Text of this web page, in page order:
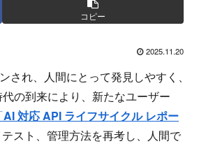
コピー
2025.11.20
れ、人間にとって発見しやすく、
の到来により、新たなユーザー
AI 対応 API ライフサイクル レポー
スト、管理方法を再考し、人間で